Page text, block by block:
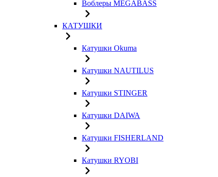
Воблеры MEGABASS
КАТУШКИ
Катушки Okuma
Катушки NAUTILUS
Катушки STINGER
Катушки DAIWA
Катушки FISHERLAND
Катушки RYOBI